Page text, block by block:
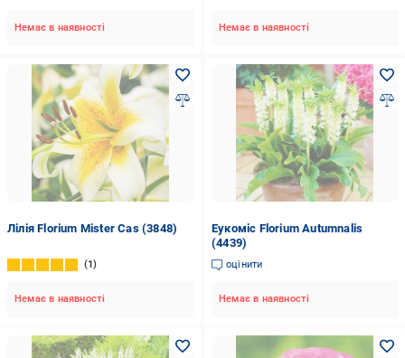
Немає в наявності Немає в наявності
Лілія Florium Mister Cas (3848)
1
Немає в наявності
Еукоміс Florium Autumnalis
(4439)
оцінити
Немає в наявності